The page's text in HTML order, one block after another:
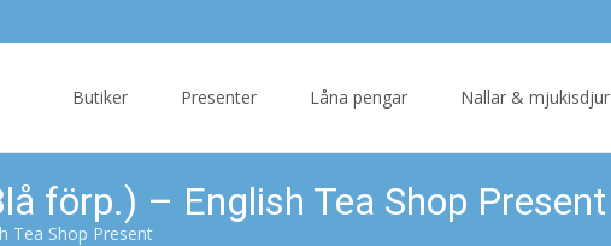
Butiker Presenter Låna pengar Nallar & mjukisdjur
förp.) – English Tea Shop Present
Tea Shop Present